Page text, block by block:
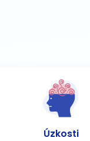
Úzkosti